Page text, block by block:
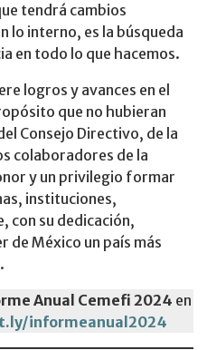
tendrá cambios
lo interno, es la búsqueda
en todo lo que hacemos.
logros y avances en el
que no hubieran
Consejo Directivo, de la
colaboradores de la
y un privilegio formar
instituciones,
con su dedicación,
de México un país más
Anual Cemefi 2024 en
informeanual2024